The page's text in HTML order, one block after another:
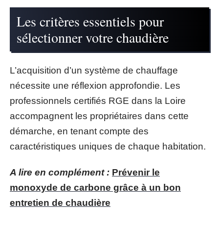
Les critères essentiels pour
sélectionner votre chaudière
L’acquisition d’un système de chauffage
nécessite une réflexion approfondie. Les
professionnels certifiés RGE dans la Loire
accompagnent les propriétaires dans cette
démarche, en tenant compte des
caractéristiques uniques de chaque habitation.
A lire en complément : Prévenir le
monoxyde de carbone grâce à un bon
entretien de chaudière